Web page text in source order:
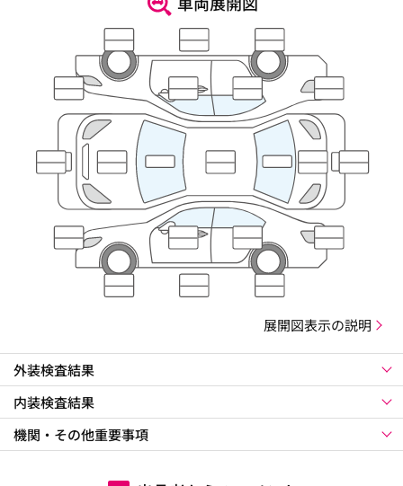
展開図表示の説明
外装検査結果
内装検査結果
機関・その他重要事項